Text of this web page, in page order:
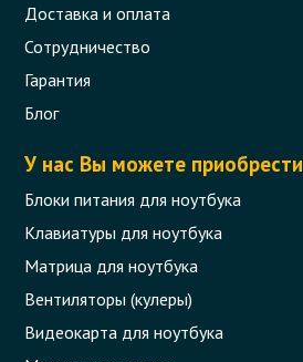
Доставка и оплата
Сотрудничество
Гарантия
Блог
У нас Вы можете приобрести
Блоки питания для ноутбука
Клавиатуры для ноутбука
Матрица для ноутбука
Вентиляторы (кулеры)
Видеокарта для ноутбука